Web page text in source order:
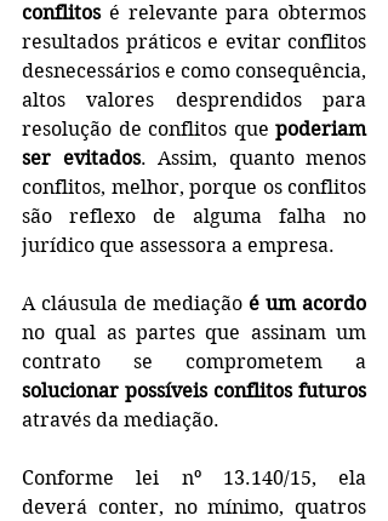
conflitos é relevante para obtermos
resultados práticos e evitar conflitos
desnecessários e como consequência,
altos valores desprendidos para
resolução de conflitos que poderiam
ser evitados. Assim, quanto menos
conflitos, melhor, porque os conflitos
são reflexo de alguma falha no
jurídico que assessora a empresa.
A cláusula de mediação é um acordo
no qual as partes que assinam um
solucionar possíveis conflitos futuros
através da mediação.
Conforme lei nº 13.140/15, ela
deverá conter, no mínimo, quatros